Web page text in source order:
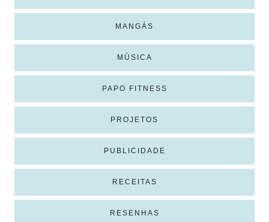
MANGÁS
MÚSICA
PAPO FITNESS
PROJETOS
PUBLICIDADE
RECEITAS
RESENHAS